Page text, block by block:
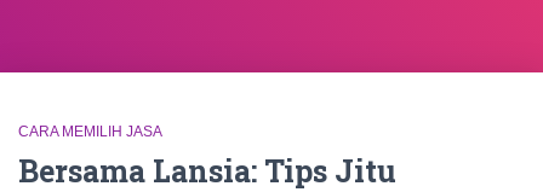
CARA MEMILIH JASA
Bersama Lansia: Tips Jitu